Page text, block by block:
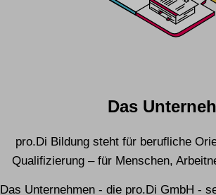
Das
pro.Di Bildung steht für berufliche
Qualifizierung – für Menschen,
Das Unternehmen - die pro.Di GmbH -